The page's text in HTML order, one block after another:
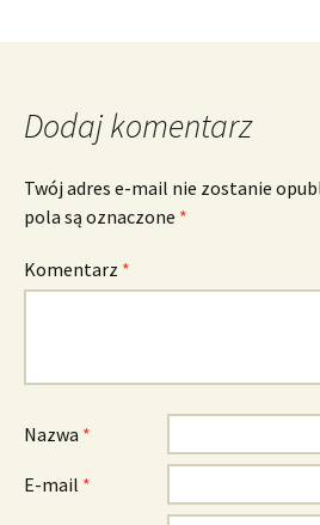
Dodaj komentarz
Twój adres e-mail nie zostanie
pola są oznaczone *
Komentarz *
Nazwa *
E-mail *